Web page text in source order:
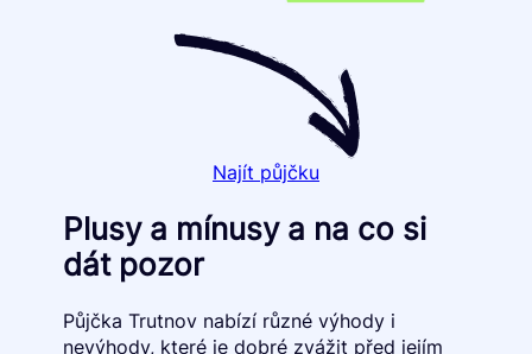
Najít půjčku
Plusy a mínusy a na co si
dát pozor
Půjčka Trutnov nabízí různé výhody i
nevýhody, které je dobré zvážit před jejím